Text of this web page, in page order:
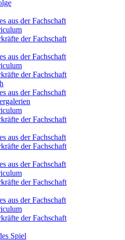
aus der Fachschaft
der Fachschaft
aus der Fachschaft
der Fachschaft
aus der Fachschaft
der Fachschaft
aus der Fachschaft
der Fachschaft
aus der Fachschaft
der Fachschaft
aus der Fachschaft
der Fachschaft
Spiel